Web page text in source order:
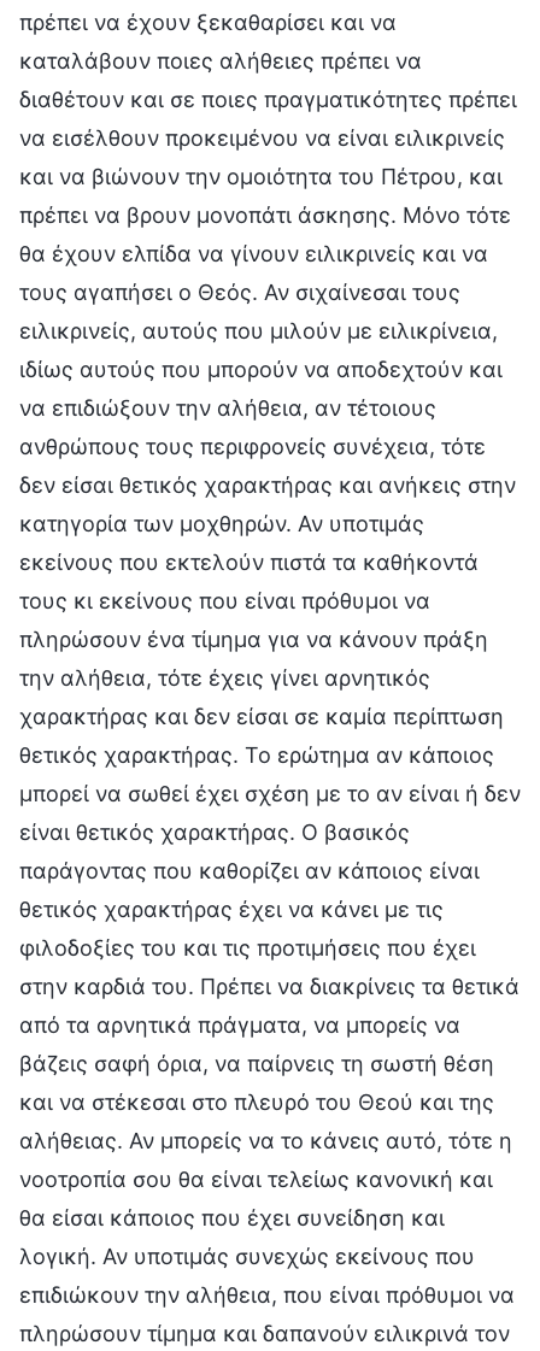
πρέπει να έχουν ξεκαθαρίσει και να
καταλάβουν ποιες αλήθειες πρέπει να
διαθέτουν και σε ποιες πραγματικότητες πρέπει
να εισέλθουν προκειμένου να είναι ειλικρινείς
και να βιώνουν την ομοιότητα του Πέτρου, και
πρέπει να βρουν μονοπάτι άσκησης. Μόνο τότε
θα έχουν ελπίδα να γίνουν ειλικρινείς και να
τους αγαπήσει ο Θεός. Αν σιχαίνεσαι τους
ειλικρινείς, αυτούς που μιλούν με ειλικρίνεια,
ιδίως αυτούς που μπορούν να αποδεχτούν και
να επιδιώξουν την αλήθεια, αν τέτοιους
ανθρώπους τους περιφρονείς συνέχεια, τότε
δεν είσαι θετικός χαρακτήρας και ανήκεις στην
κατηγορία των μοχθηρών. Αν υποτιμάς
εκείνους που εκτελούν πιστά τα καθήκοντά
τους κι εκείνους που είναι πρόθυμοι να
πληρώσουν ένα τίμημα για να κάνουν πράξη
την αλήθεια, τότε έχεις γίνει αρνητικός
χαρακτήρας και δεν είσαι σε καμία περίπτωση
θετικός χαρακτήρας. Το ερώτημα αν κάποιος
μπορεί να σωθεί έχει σχέση με το αν είναι ή δεν
είναι θετικός χαρακτήρας. Ο βασικός
παράγοντας που καθορίζει αν κάποιος είναι
θετικός χαρακτήρας έχει να κάνει με τις
φιλοδοξίες του και τις προτιμήσεις που έχει
στην καρδιά του. Πρέπει να διακρίνεις τα θετικά
από τα αρνητικά πράγματα, να μπορείς να
βάζεις σαφή όρια, να παίρνεις τη σωστή θέση
και να στέκεσαι στο πλευρό του Θεού και της
αλήθειας. Αν μπορείς να το κάνεις αυτό, τότε η
νοοτροπία σου θα είναι τελείως κανονική και
θα είσαι κάποιος που έχει συνείδηση και
λογική. Αν υποτιμάς συνεχώς εκείνους που
επιδιώκουν την αλήθεια, που είναι πρόθυμοι να
πληρώσουν τίμημα και δαπανούν ειλικρινά τον